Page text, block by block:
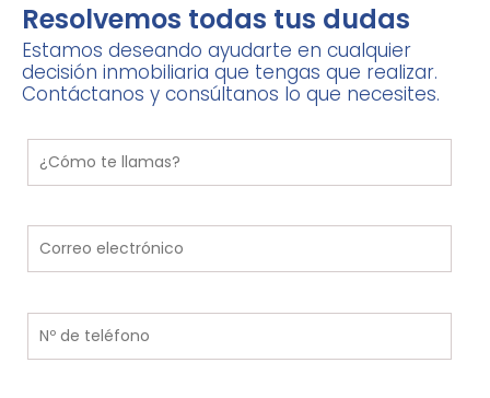
Resolvemos todas tus dudas
Estamos deseando ayudarte en cualquier
decisión inmobiliaria que tengas que realizar.
Contáctanos y consúltanos lo que necesites.